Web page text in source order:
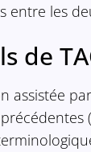
entre les
de
assistée